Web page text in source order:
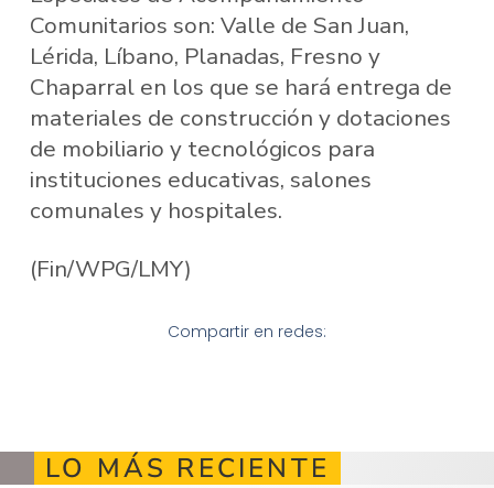
Comunitarios son: Valle de San Juan,
Lérida, Líbano, Planadas, Fresno y
Chaparral en los que se hará entrega de
materiales de construcción y dotaciones
de mobiliario y tecnológicos para
instituciones educativas, salones
comunales y hospitales.
(Fin/WPG/LMY)
Compartir en redes:
LO MÁS RECIENTE